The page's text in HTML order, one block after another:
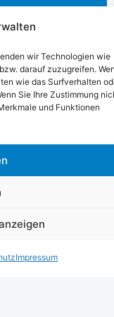
wir Technologien wie
darauf zuzugreifen.
wie das Surfverhalten
Sie Ihre Zustimmung
und Funktionen
Impressum